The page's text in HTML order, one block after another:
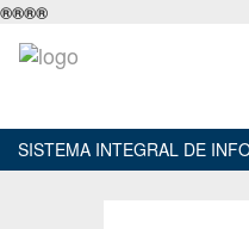
®®®®
SISTEMA INTEGRAL DE